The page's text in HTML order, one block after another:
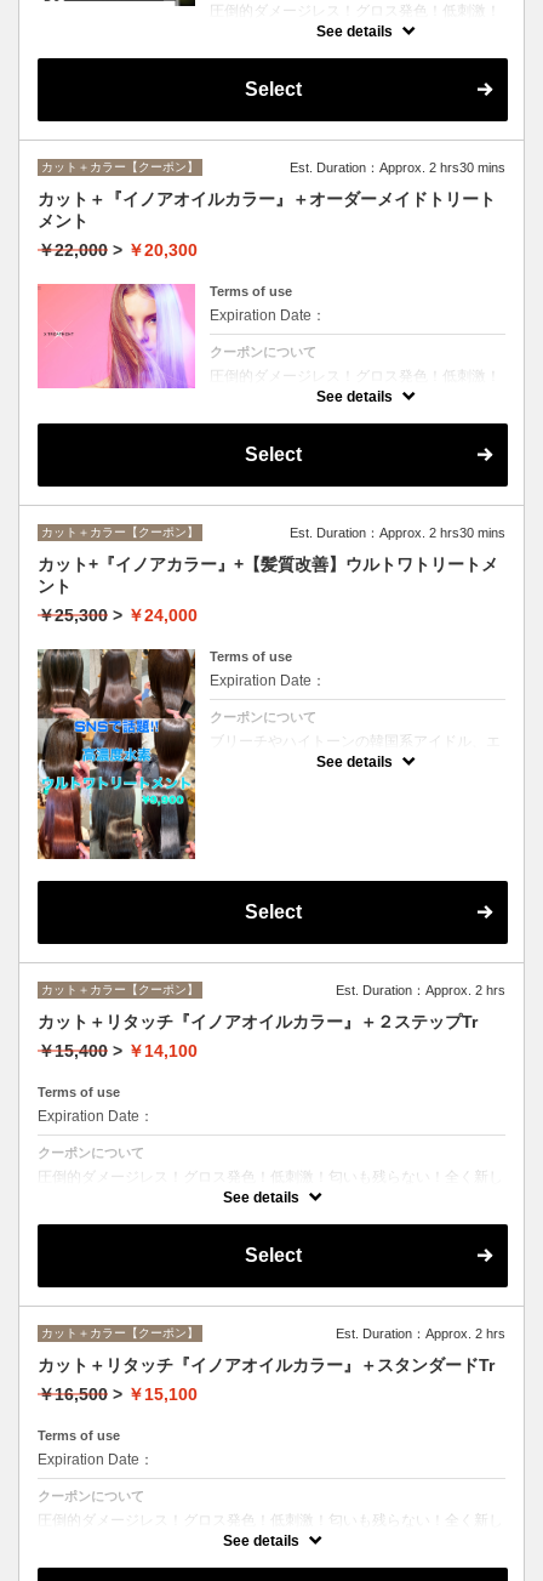
圧倒的ダメージレス！グロス発色！低刺激！
匂いも残らない！全く新しい処方のイノアオ
イルカラーのセットメニュー☆シャンプー、
ブロー込み。※リタッチカラーの場合は
See details
Select
カット＋カラー【クーポン】 Est. Duration：Approx. 2 hrs30 mins
カット＋『イノアオイルカラー』＋オーダーメイドトリート
メント
￥22,000 > ￥20,300
Terms of use
Expiration Date：
クーポンについて
圧倒的ダメージレス！グロス発色！低刺激！
匂いも残らない！全く新しい処方のイノアオ
イルカラーのセットメニュー☆シャンプー、
ブロー込み。※リタッチカラーの場合は
See details
Select
カット＋カラー【クーポン】 Est. Duration：Approx. 2 hrs30 mins
カット+『イノアカラー』+【髪質改善】ウルトワトリートメ
ント
￥25,300 > ￥24,000
Terms of use
Expiration Date：
クーポンについて
ブリーチやハイトーンの韓国系アイドル、エ
イジング毛にお悩みの美魔女も夢中！全ての
世代、髪質、メニューに対応できる髪質改善
See details
Select
カット＋カラー【クーポン】 Est. Duration：Approx. 2 hrs
カット＋リタッチ『イノアオイルカラー』＋２ステップTr
￥15,400 > ￥14,100
Terms of use
Expiration Date：
クーポンについて
圧倒的ダメージレス！グロス発色！低刺激！匂いも残らない！全く新し
い処方のイノアオイルカラーのセットメニュー☆シャンプー、ブロー込
See details
Select
カット＋カラー【クーポン】 Est. Duration：Approx. 2 hrs
カット＋リタッチ『イノアオイルカラー』＋スタンダードTr
￥16,500 > ￥15,100
Terms of use
Expiration Date：
クーポンについて
圧倒的ダメージレス！グロス発色！低刺激！匂いも残らない！全く新し
い処方のイノアオイルカラーのセットメニュー☆シャンプー、ブロー込
See details